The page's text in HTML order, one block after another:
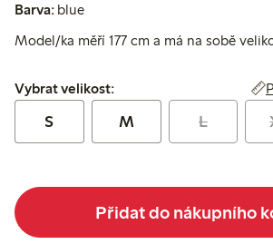
Barva: blue
Model/ka měří 177 cm a má na sobě
Vybrat velikost:
Vybrat velikost:
S M L
Přidat do nákupního